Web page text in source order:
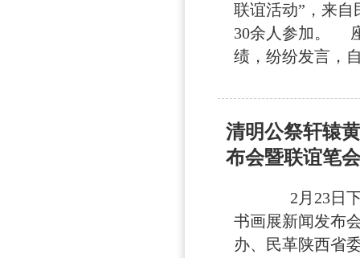
联谊活动”，来
30余人参加。
绩，纷纷发言，
清明公祭轩辕
布会暨联谊笔会
2月23日下午
书画展新闻发布
办、民革陕西省